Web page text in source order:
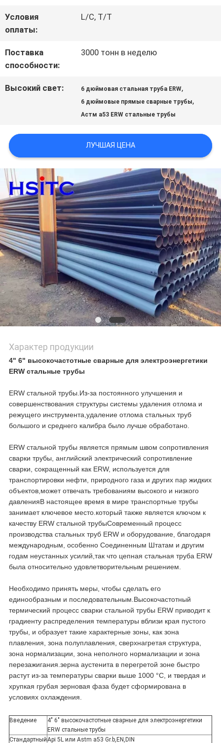
НАМИ
НОВОСТИ
ЗАПРОСИТЕ
КАРТА
САЙТА
ПОЛИТИКА
КОНФИДЕНЦИАЛЬНОСТИ
Условия
оплаты:
L/C, T/T
Поставка
способности:
3000 тонн в неделю
Высокий свет: 6 дюймовая стальная труба ERW,
6 дюймовые прямые сварные трубы,
Астм a53 ERW стальные трубы
ЛУЧШАЯ ЦЕНА
Характер продукции
4" 6" высокочастотные сварные для электроэнергетики
ERW стальные трубы
ERW стальной трубы.Из-за постоянного улучшения и
совершенствования структуры системы удаления отлома и
режущего инструмента,удаление отлома стальных труб
большого и среднего калибра было лучше обработано.
ERW стальной трубы является прямым швом сопротивления
сварки трубы, английский электрический сопротивление
сварки, сокращенный как ERW, используется для
транспортировки нефти, природного газа и других пар жидких
объектов,может отвечать требованиям высокого и низкого
давленияВ настоящее время в мире транспортные трубы
занимает ключевое место.который также является ключом к
качеству ERW стальной трубыСовременный процесс
производства стальных труб ERW и оборудование, благодаря
международным, особенно Соединенным Штатам и другим
годам неустанных усилий,так что цепная стальная труба ERW
была относительно удовлетворительным решением.
Необходимо принять меры, чтобы сделать его
единообразным и последовательным.Высокочастотный
термический процесс сварки стальной трубы ERW приводит к
градиенту распределения температуры вблизи края пустого
трубы, и образует такие характерные зоны, как зона
плавления, зона полуплавления, сверхнагретая структура,
зона нормализации, зона неполного нормализации и зона
перезажигания.зерна аустенита в перегретой зоне быстро
растут из-за температуры сварки выше 1000 °C, и твердая и
хрупкая грубая зерновая фаза будет сформирована в
условиях охлаждения.
Введение
4" 6" высокочастотные сварные для электроэнергетики
ERW стальные трубы
СтандартныйApi 5L или Astm a53 Gr.b,EN,DIN